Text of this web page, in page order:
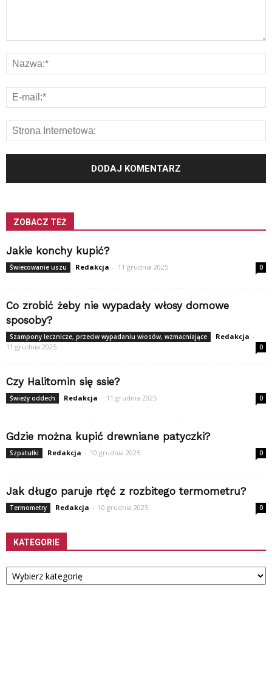
ZOBACZ TEŻ
Jakie konchy kupić?
Świecowanie uszu Redakcja - 11 grudnia 2025 0
Co zrobić żeby nie wypadały włosy domowe
sposoby?
Szampony lecznicze, przeciw wypadaniu włosów, wzmacniające Redakcja -
11 grudnia 2025
0
Czy Halitomin się ssie?
Świeży oddech Redakcja - 11 grudnia 2025 0
Gdzie można kupić drewniane patyczki?
Szpatułki Redakcja - 10 grudnia 2025 0
Jak długo paruje rtęć z rozbitego termometru?
Termometry Redakcja - 10 grudnia 2025 0
KATEGORIE
Kategorie